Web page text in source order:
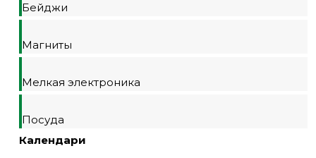
Бейджи
Магниты
Мелкая электроника
Посуда
Календари